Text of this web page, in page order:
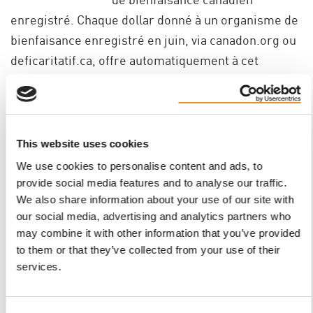
This website uses cookies
We use cookies to personalise content and ads, to
provide social media features and to analyse our traffic.
We also share information about your use of our site with
our social media, advertising and analytics partners who
may combine it with other information that you’ve provided
to them or that they’ve collected from your use of their
services.
enregistré. Chaque dollar donné à un organisme de
bienfaisance enregistré en juin, via canadon.org ou
deficaritatif.ca, offre automatiquement à cet
$; ce don est offert par La Fondation DONN3.
Le défi débute le 1er juin à 00 h 00 min (heure
avancée de Terre-Neuve), et se termine le 30 juin à
23 h 59 min 59 s (heure avancée du Pacifique)
chaque année.
Aimez-vous cette page?